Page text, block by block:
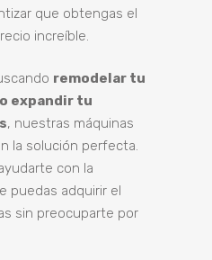
que obtengas el
increíble.
remodelar tu
expandir tu
, nuestras máquinas
la solución perfecta.
con la
puedas adquirir el
sin preocuparte por